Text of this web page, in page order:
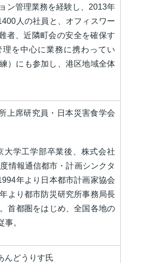
ン管理業務を経験し、2013年
人の社員と、オフィスワー
者、近隣町会の安全を確保す
を中心に業務に携わってい
）にも参加し、港区地域全体
上席研究員・日本災害食学会
大学工学部卒業後、株式会社
情報通信都市・計画シンクタ
年より日本都市計画家協会
より都市防災研究所事務局長
首都圏をはじめ、全国各地の
。
どうりす氏